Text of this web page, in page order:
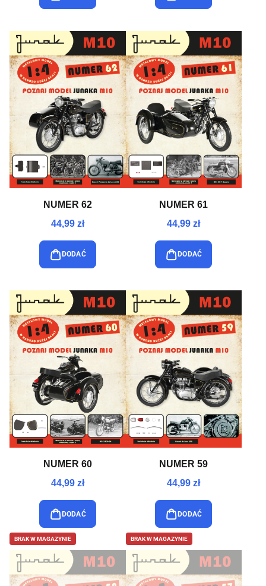
NUMER 62
44,99 zł
DODAĆ
NUMER 61
44,99 zł
DODAĆ
NUMER 60
44,99 zł
DODAĆ
NUMER 59
44,99 zł
DODAĆ
BRAK W MAGAZYNIE BRAK W MAGAZYNIE